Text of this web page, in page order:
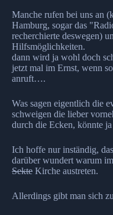
Manche rufen bei uns an
Hamburg, sogar das
recherchierte deswegen)
Hilfsmöglichkeiten.
dann wird ja wohl doch
jetzt mal im Ernst, wenn
anruft….
Was sagen eigentlich die
schweigen die lieber
durch die Ecken, könnte ja
Ich hoffe nur inständig,
darüber wundert warum
Sekte Kirche austreten.
Allerdings gibt man sich